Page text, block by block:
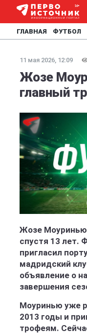
ГЛАВНАЯ ФУТБОЛ
11 мая 2026, 12:09
Жозе
главный
Жозе Моуринью
спустя 13 лет.
пригласил
мадридский
объявление о
завершения
Моуринью уже
2013 годы и
трофеям.